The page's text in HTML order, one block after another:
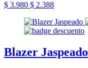
$ 3.980 $ 2.388
Blazer Jaspeado